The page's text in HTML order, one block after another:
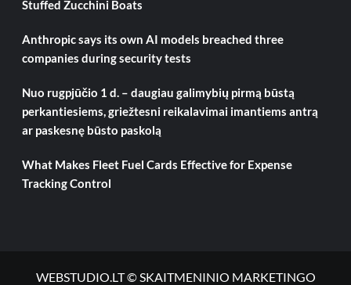
Stuffed Zucchini Boats
Anthropic says its own AI models breached three
companies during security tests
Nuo rugpjūčio 1 d. – daugiau galimybių pirmą būstą
perkantiesiems, griežtesni reikalavimai imantiems antrą
ar paskesnę būsto paskolą
What Makes Fleet Fuel Cards Effective for Expense
Tracking Control
WEBSTUDIO.LT © SKAITMENINIO MARKETINGO